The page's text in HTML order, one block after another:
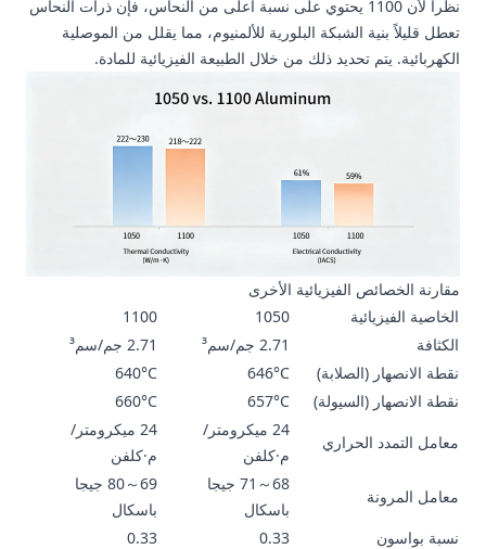
نظراً لأن 1100 يحتوي على نسبة أعلى من النحاس، فإن ذرات النحاس
تعطل قليلاً بنية الشبكة البلورية للألمنيوم، مما يقلل من الموصلية
الكهربائية. يتم تحديد ذلك من خلال الطبيعة الفيزيائية للمادة.
مقارنة الخصائص الفيزيائية الأخرى
الخاصية الفيزيائية
1050
1100
الكثافة
2.71 جم/سم³
2.71 جم/سم³
نقطة الانصهار (الصلابة)
646°C
640°C
نقطة الانصهار (السيولة)
657°C
660°C
معامل التمدد الحراري
24 ميكرومتر/
م·كلفن
24 ميكرومتر/
م·كلفن
معامل المرونة
68～71 جيجا
باسكال
69～80 جيجا
باسكال
نسبة بواسون
0.33
0.33